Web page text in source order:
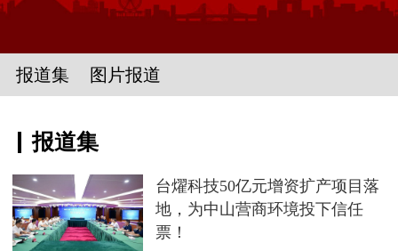
报道集 图片报道
报道集
台燿科技50亿元增资扩产项目落
地，为中山营商环境投下信任
票！